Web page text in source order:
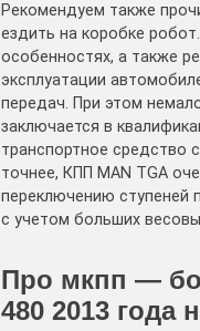
Рекомендуем также
ездить на коробке
особенностях, а также
эксплуатации
передач. При этом
заключается в
транспортное средство
точнее, КПП MAN TGA
переключению ступеней
с учетом больших
Про мкпп —
480 2013 года